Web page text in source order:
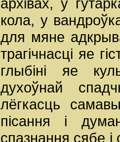
кола, у
для мяне
трагічнасці яе
глыбіні яе
духоўнай
лёгкасць
пісання і
спазнання сябе і